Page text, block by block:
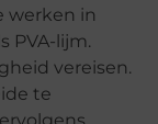
werken in
PVA-lijm.
vereisen.
te